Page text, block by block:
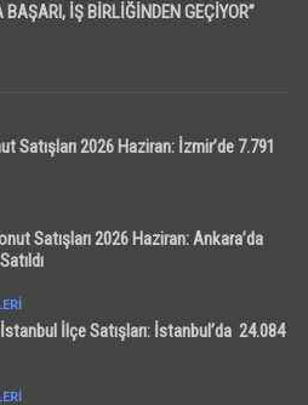
İŞ BİRLİĞİNDEN GEÇİYOR”
Satışları 2026 Haziran: İzmir’de 7.791
Satışları 2026 Haziran: Ankara’da
İlçe Satışları: İstanbul’da 24.084